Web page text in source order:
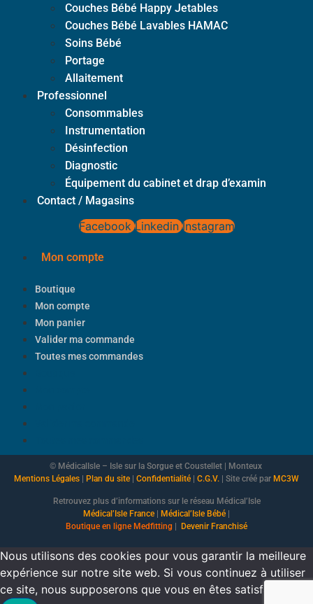
Couches Bébé Happy Jetables
Couches Bébé Lavables HAMAC
Soins Bébé
Portage
Allaitement
Professionnel
Consommables
Instrumentation
Désinfection
Diagnostic
Équipement du cabinet et drap d’examin
Contact / Magasins
Facebook Linkedin Instagram
Mon compte
Boutique
Mon compte
Mon panier
Valider ma commande
Toutes mes commandes
© MédicalIsle – Isle sur la Sorgue et Coustellet | Monteux
Mentions Légales | Plan du site | Confidentialité | C.G.V. | Site créé par MC3W
Retrouvez plus d’informations sur le réseau Médical’Isle
Médical’Isle France
Médical’Isle Bébé
Boutique en ligne Medfitting Devenir Franchisé
Nous utilisons des cookies pour vous garantir la meilleure
expérience sur notre site web. Si vous continuez à utiliser
ce site, nous supposerons que vous en êtes satisfait.